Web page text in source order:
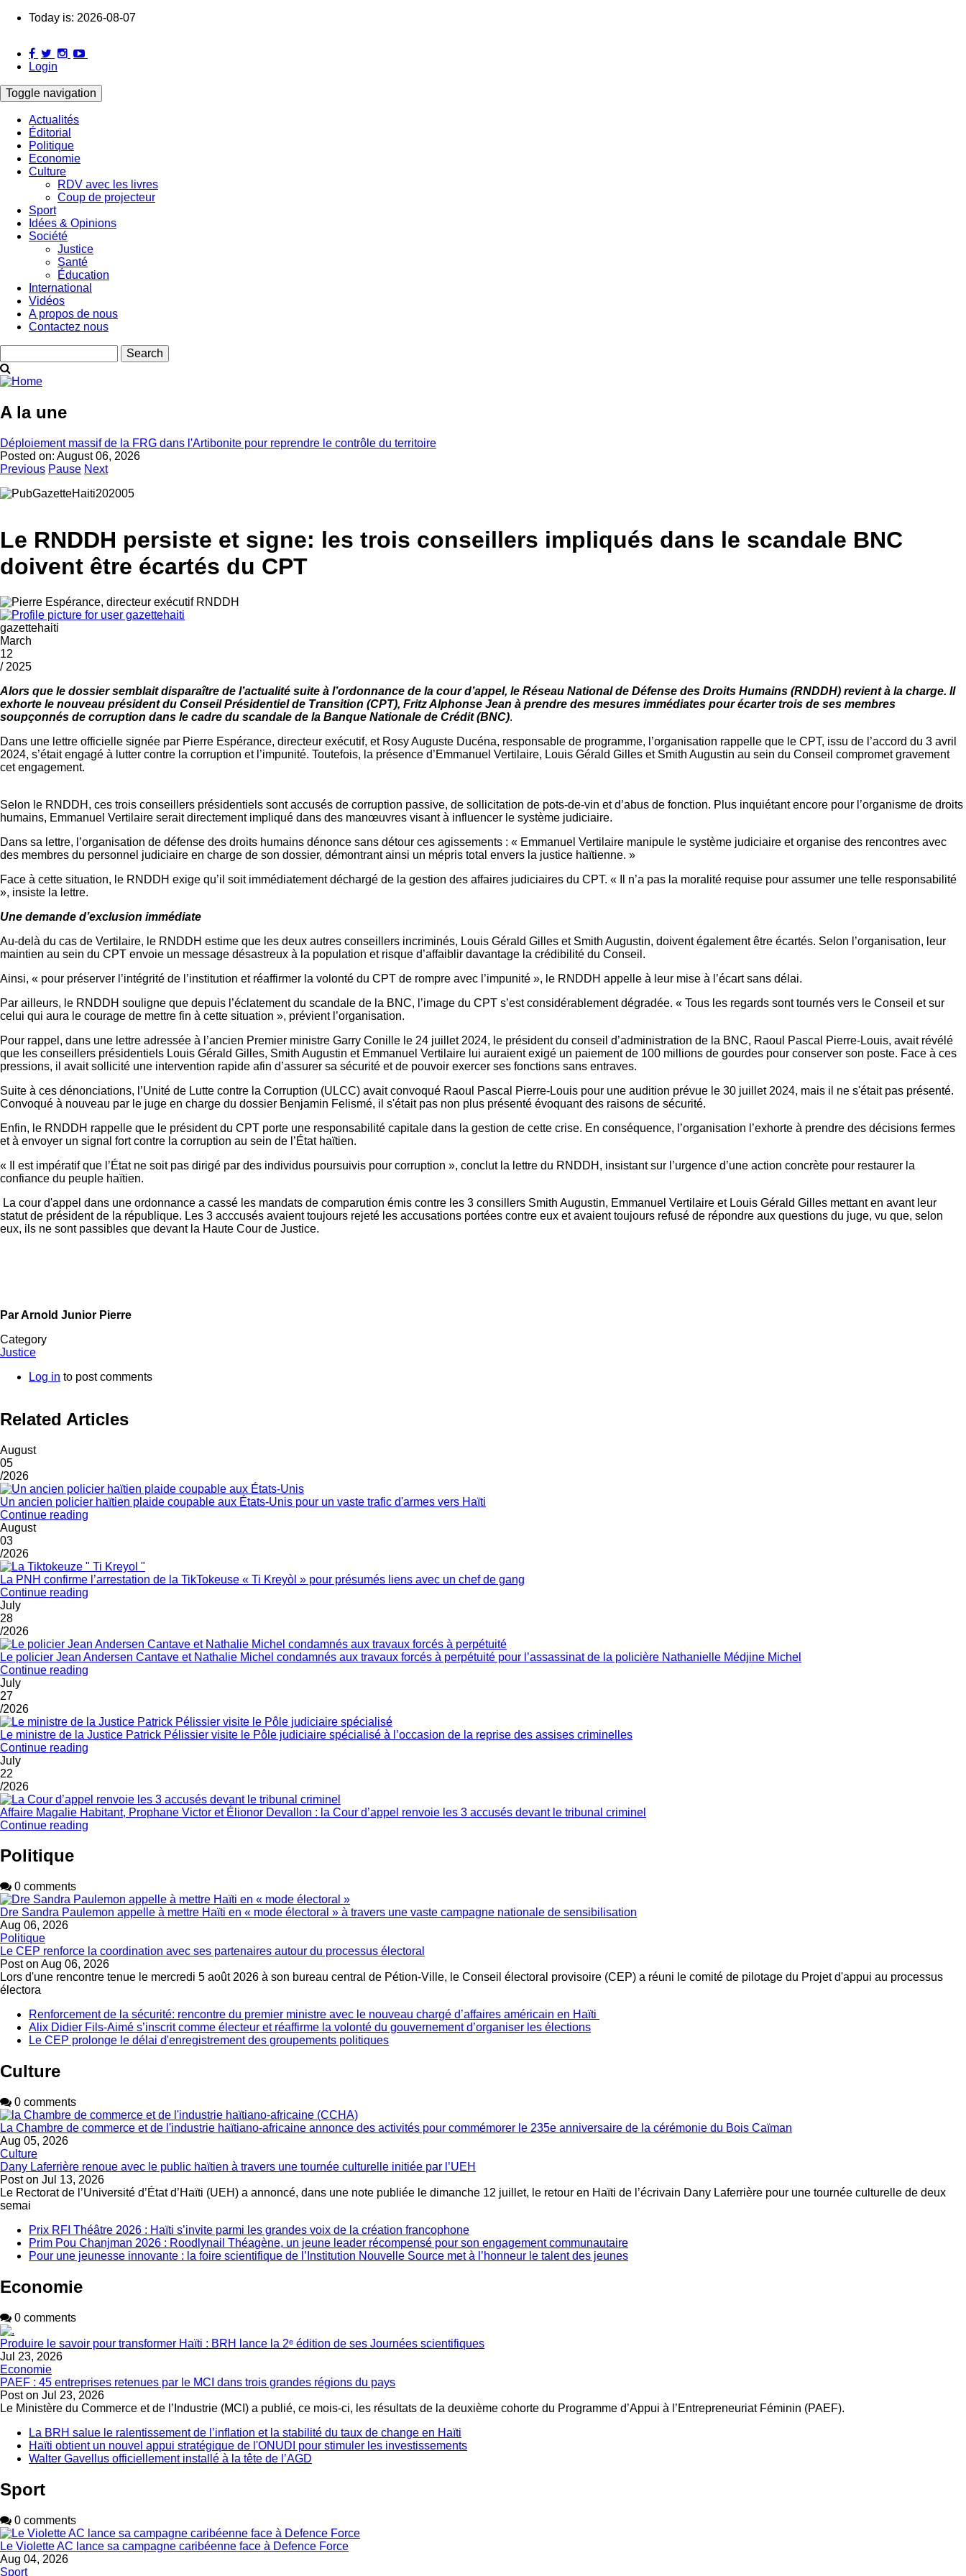
Skip
content
Today is: 2026-08-07
Login
Toggle navigation
Main
navigation
Actualités
Éditorial
Politique
Economie
Culture
RDV avec les livres
Coup de projecteur
Sport
Idées & Opinions
Société
Justice
Santé
Éducation
International
Vidéos
A propos de nous
Contactez nous
A la une
Déploiement massif de la FRG dans l'Artibonite pour reprendre le contrôle du territoire
Posted on: August 06, 2026
Previous Pause Next
Le RNDDH persiste et signe: les trois conseillers impliqués dans le scandale BNC
doivent être écartés du CPT
gazettehaiti
March
12
/ 2025
Alors que le dossier semblait disparaître de l’actualité suite à l’ordonnance de la cour d’appel, le Réseau National de Défense des Droits Humains (RNDDH) revient à la charge. Il
exhorte le nouveau président du Conseil Présidentiel de Transition (CPT), Fritz Alphonse Jean à prendre des mesures immédiates pour écarter trois de ses membres
soupçonnés de corruption dans le cadre du scandale de la Banque Nationale de Crédit (BNC).
Dans une lettre officielle signée par Pierre Espérance, directeur exécutif, et Rosy Auguste Ducéna, responsable de programme, l’organisation rappelle que le CPT, issu de l’accord du 3 avril
2024, s’était engagé à lutter contre la corruption et l’impunité. Toutefois, la présence d’Emmanuel Vertilaire, Louis Gérald Gilles et Smith Augustin au sein du Conseil compromet gravement
cet engagement.
Selon le RNDDH, ces trois conseillers présidentiels sont accusés de corruption passive, de sollicitation de pots-de-vin et d’abus de fonction. Plus inquiétant encore pour l’organisme de droits
humains, Emmanuel Vertilaire serait directement impliqué dans des manœuvres visant à influencer le système judiciaire.
Dans sa lettre, l’organisation de défense des droits humains dénonce sans détour ces agissements : « Emmanuel Vertilaire manipule le système judiciaire et organise des rencontres avec
des membres du personnel judiciaire en charge de son dossier, démontrant ainsi un mépris total envers la justice haïtienne. »
Face à cette situation, le RNDDH exige qu’il soit immédiatement déchargé de la gestion des affaires judiciaires du CPT. « Il n’a pas la moralité requise pour assumer une telle responsabilité
», insiste la lettre.
Une demande d’exclusion immédiate
Au-delà du cas de Vertilaire, le RNDDH estime que les deux autres conseillers incriminés, Louis Gérald Gilles et Smith Augustin, doivent également être écartés. Selon l’organisation, leur
maintien au sein du CPT envoie un message désastreux à la population et risque d’affaiblir davantage la crédibilité du Conseil.
Ainsi, « pour préserver l’intégrité de l’institution et réaffirmer la volonté du CPT de rompre avec l’impunité », le RNDDH appelle à leur mise à l’écart sans délai.
Par ailleurs, le RNDDH souligne que depuis l’éclatement du scandale de la BNC, l’image du CPT s’est considérablement dégradée. « Tous les regards sont tournés vers le Conseil et sur
celui qui aura le courage de mettre fin à cette situation », prévient l’organisation.
Pour rappel, dans une lettre adressée à l’ancien Premier ministre Garry Conille le 24 juillet 2024, le président du conseil d’administration de la BNC, Raoul Pascal Pierre-Louis, avait révélé
que les conseillers présidentiels Louis Gérald Gilles, Smith Augustin et Emmanuel Vertilaire lui auraient exigé un paiement de 100 millions de gourdes pour conserver son poste. Face à ces
pressions, il avait sollicité une intervention rapide afin d’assurer sa sécurité et de pouvoir exercer ses fonctions sans entraves.
Suite à ces dénonciations, l’Unité de Lutte contre la Corruption (ULCC) avait convoqué Raoul Pascal Pierre-Louis pour une audition prévue le 30 juillet 2024, mais il ne s'était pas présenté.
Convoqué à nouveau par le juge en charge du dossier Benjamin Felismé, il s'était pas non plus présenté évoquant des raisons de sécurité.
Enfin, le RNDDH rappelle que le président du CPT porte une responsabilité capitale dans la gestion de cette crise. En conséquence, l’organisation l’exhorte à prendre des décisions fermes
et à envoyer un signal fort contre la corruption au sein de l’État haïtien.
« Il est impératif que l’État ne soit pas dirigé par des individus poursuivis pour corruption », conclut la lettre du RNDDH, insistant sur l’urgence d’une action concrète pour restaurer la
confiance du peuple haïtien.
La cour d'appel dans une ordonnance a cassé les mandats de comparution émis contre les 3 consillers Smith Augustin, Emmanuel Vertilaire et Louis Gérald Gilles mettant en avant leur
statut de président de la république. Les 3 acccusés avaient toujours rejeté les accusations portées contre eux et avaient toujours refusé de répondre aux questions du juge, vu que, selon
eux, ils ne sont passibles que devant la Haute Cour de Justice.
Par Arnold Junior Pierre
Category
Justice
Log in to post comments
Related Articles
August
05
/2026
Un ancien policier haïtien plaide coupable aux États-Unis pour un vaste trafic d'armes vers Haïti
Continue reading
August
03
/2026
La PNH confirme l’arrestation de la TikTokeuse « Ti Kreyòl » pour présumés liens avec un chef de gang
Continue reading
July
28
/2026
Le policier Jean Andersen Cantave et Nathalie Michel condamnés aux travaux forcés à perpétuité pour l’assassinat de la policière Nathanielle Médjine Michel
Continue reading
July
27
/2026
Le ministre de la Justice Patrick Pélissier visite le Pôle judiciaire spécialisé à l’occasion de la reprise des assises criminelles
Continue reading
July
22
/2026
Affaire Magalie Habitant, Prophane Victor et Élionor Devallon : la Cour d’appel renvoie les 3 accusés devant le tribunal criminel
Continue reading
Politique
0 comments
Dre Sandra Paulemon appelle à mettre Haïti en « mode électoral » à travers une vaste campagne nationale de sensibilisation
Aug 06, 2026
Politique
Le CEP renforce la coordination avec ses partenaires autour du processus électoral
Post on Aug 06, 2026
Lors d'une rencontre tenue le mercredi 5 août 2026 à son bureau central de Pétion-Ville, le Conseil électoral provisoire (CEP) a réuni le comité de pilotage du Projet d'appui au processus
électora
Renforcement de la sécurité: rencontre du premier ministre avec le nouveau chargé d’affaires américain en Haïti
Alix Didier Fils-Aimé s’inscrit comme électeur et réaffirme la volonté du gouvernement d’organiser les élections
Le CEP prolonge le délai d'enregistrement des groupements politiques
Culture
0 comments
La Chambre de commerce et de l'industrie haïtiano-africaine annonce des activités pour commémorer le 235e anniversaire de la cérémonie du Bois Caïman
Aug 05, 2026
Culture
Dany Laferrière renoue avec le public haïtien à travers une tournée culturelle initiée par l’UEH
Post on Jul 13, 2026
Le Rectorat de l’Université d’État d’Haïti (UEH) a annoncé, dans une note publiée le dimanche 12 juillet, le retour en Haïti de l’écrivain Dany Laferrière pour une tournée culturelle de deux
semai
Prix RFI Théâtre 2026 : Haïti s’invite parmi les grandes voix de la création francophone
Prim Pou Chanjman 2026 : Roodlynail Théagène, un jeune leader récompensé pour son engagement communautaire
Pour une jeunesse innovante : la foire scientifique de l’Institution Nouvelle Source met à l’honneur le talent des jeunes
Economie
0 comments
Produire le savoir pour transformer Haïti : BRH lance la 2ᵉ édition de ses Journées scientifiques
Jul 23, 2026
Economie
PAEF : 45 entreprises retenues par le MCI dans trois grandes régions du pays
Post on Jul 23, 2026
Le Ministère du Commerce et de l’Industrie (MCI) a publié, ce mois-ci, les résultats de la deuxième cohorte du Programme d’Appui à l’Entrepreneuriat Féminin (PAEF).
La BRH salue le ralentissement de l’inflation et la stabilité du taux de change en Haïti
Haïti obtient un nouvel appui stratégique de l'ONUDI pour stimuler les investissements
Walter Gavellus officiellement installé à la tête de l’AGD
Sport
0 comments
Le Violette AC lance sa campagne caribéenne face à Defence Force
Aug 04, 2026
Sport